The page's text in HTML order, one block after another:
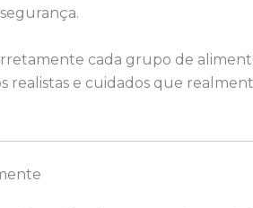
cada grupo de
realistas e cuidados que